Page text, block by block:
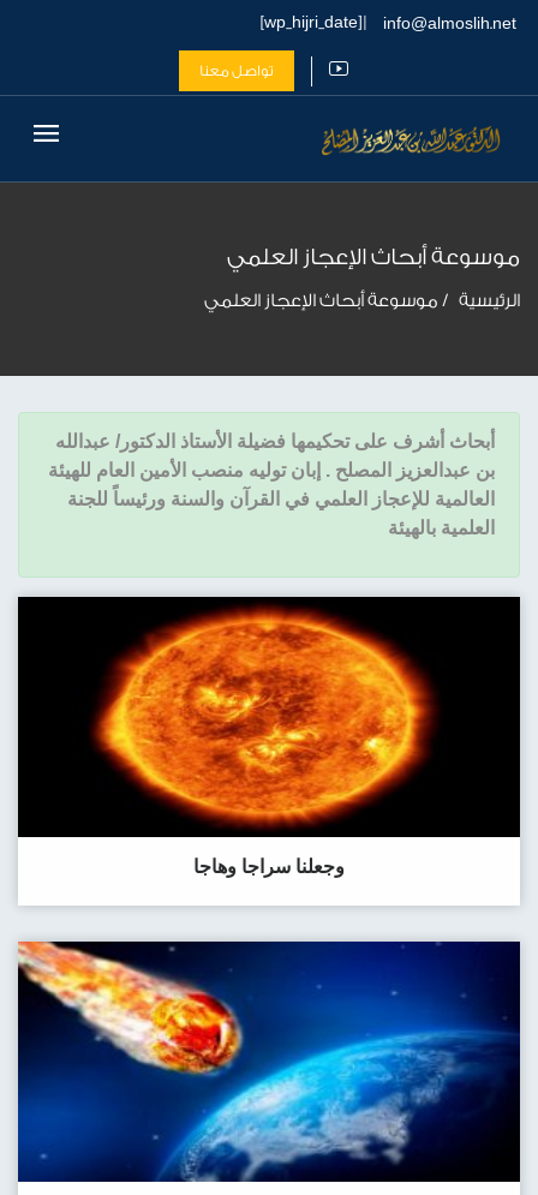
info@almoslih.net
| [wp_hijri_date]
تواصل معنا
موسوعة أبحاث الإعجاز العلمي
الرئيسية موسوعة أبحاث الإعجاز العلمي
أبحاث أشرف على تحكيمها فضيلة الأستاذ الدكتور/ عبدالله
بن عبدالعزيز المصلح . إبان توليه منصب الأمين العام للهيئة
العالمية للإعجاز العلمي في القرآن والسنة ورئيساً للجنة
العلمية بالهيئة
وجعلنا سراجا وهاجا